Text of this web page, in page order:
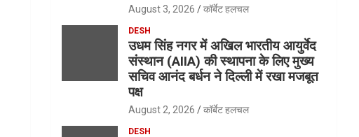
August 3, 2026 कॉर्बेट हलचल
DESH
उधम सिंह नगर में अखिल भारतीय आयुर्वेद
संस्थान (AIIA) की स्थापना के लिए मुख्य
सचिव आनंद बर्धन ने दिल्ली में रखा मजबूत
पक्ष
August 2, 2026 कॉर्बेट हलचल
DESH